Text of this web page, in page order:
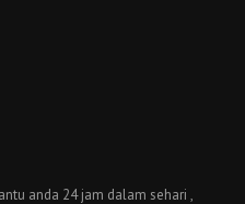
anda 24 jam dalam sehari ,